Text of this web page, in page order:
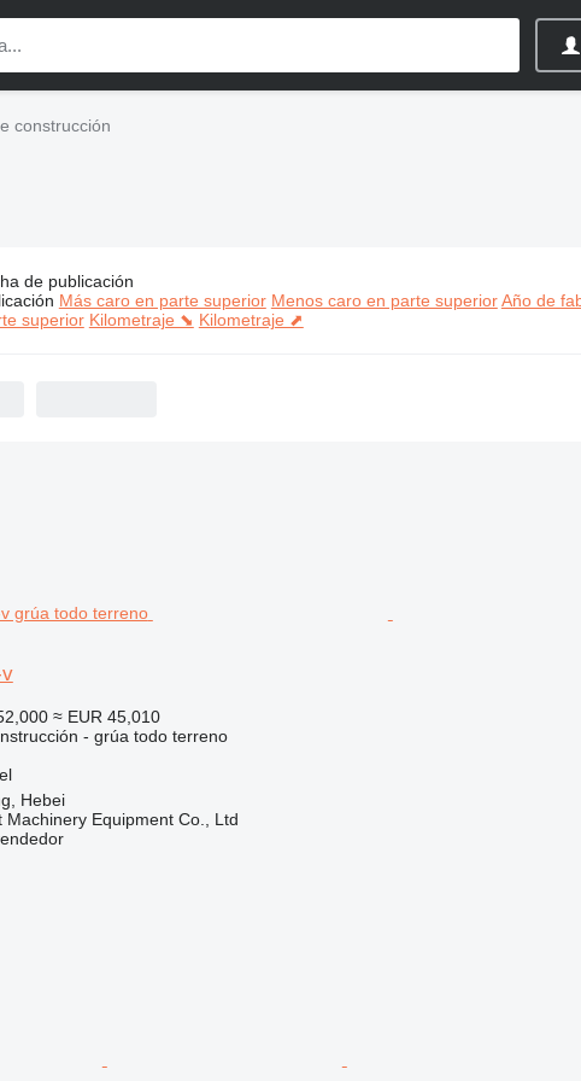
construcción
Kato maquinaria de construcción
de publicación
Más caro en parte superior Menos caro en parte superior Año de
superior Kilometraje ⬊ Kilometraje ⬈
≈ EUR 45,010
- grúa todo terreno
Hebei
Machinery Equipment Co., Ltd